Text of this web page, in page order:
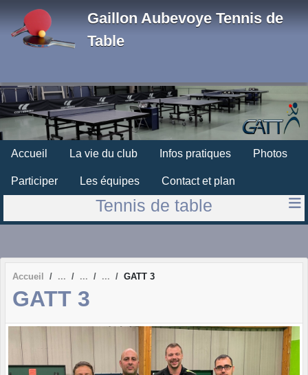
Gaillon Aubevoye Tennis de
Table
Accueil La vie du club Infos pratiques Photos
Participer Les équipes Contact et plan
Tennis de table
Accueil GATT 3
GATT 3
Panneau de gestion des cookies